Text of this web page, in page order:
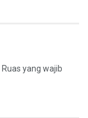
Ruas yang wajib